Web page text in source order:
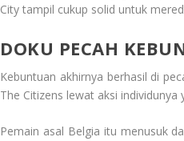
City tampil cukup solid untuk
DOKU PECAH
Kebuntuan akhirnya berhasil di
The Citizens lewat aksi individunya
Pemain asal Belgia itu menusuk